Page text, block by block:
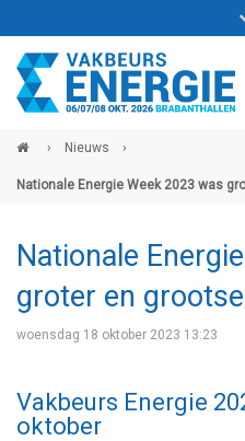
Bel ons voor
› Nieuws ›
Nationale Energie Week 2023 was
Nationale
groter en
woensdag 18 oktober 2023 13:23
Vakbeurs Energie
oktober